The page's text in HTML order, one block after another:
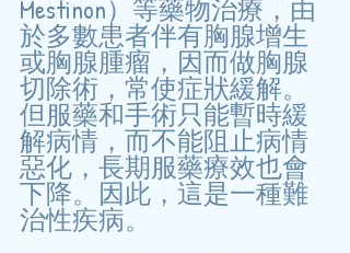
Mestinon）等藥物治療，由
於多數患者伴有胸腺增生
或胸腺腫瘤，因而做胸腺
切除術，常使症狀緩解。
但服藥和手術只能暫時緩
解病情，而不能阻止病情
惡化，長期服藥療效也會
下降。因此，這是一種難
治性疾病。